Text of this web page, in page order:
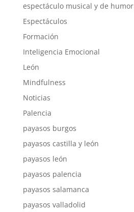
espectáculo musical y de humor
Espectáculos
Formación
Inteligencia Emocional
León
Mindfulness
Noticias
Palencia
payasos burgos
payasos castilla y león
payasos león
payasos palencia
payasos salamanca
payasos valladolid